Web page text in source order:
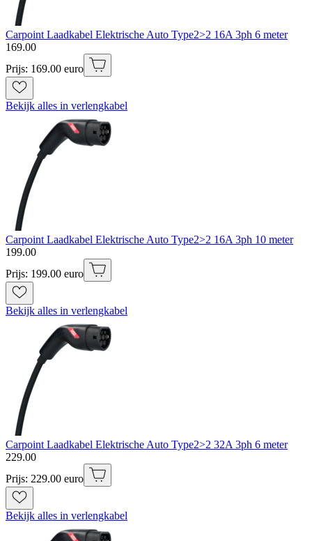
Carpoint Laadkabel Elektrische Auto Type2>2 16A 3ph 6 meter
169.00
Prijs: 169.00 euro
Bekijk alles in verlengkabel
Carpoint Laadkabel Elektrische Auto Type2>2 16A 3ph 10 meter
199.00
Prijs: 199.00 euro
Bekijk alles in verlengkabel
Carpoint Laadkabel Elektrische Auto Type2>2 32A 3ph 6 meter
229.00
Prijs: 229.00 euro
Bekijk alles in verlengkabel